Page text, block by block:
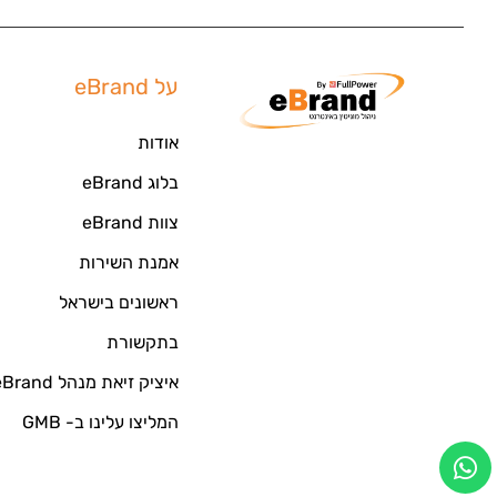
על eBrand
אודות
בלוג eBrand
צוות eBrand
אמנת השירות
ראשונים בישראל
בתקשורת
איציק זיאת מנהל eBrand
המליצו עלינו ב- GMB